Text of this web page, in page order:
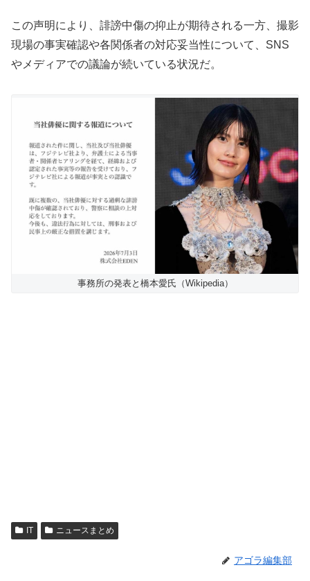
この声明により、誹謗中傷の抑止が期待される一方、撮影
現場の事実確認や各関係者の対応妥当性について、SNS
やメディアでの議論が続いている状況だ。
事務所の発表と橋本愛氏（Wikipedia）
IT ニュースまとめ
アゴラ編集部